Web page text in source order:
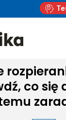
co się